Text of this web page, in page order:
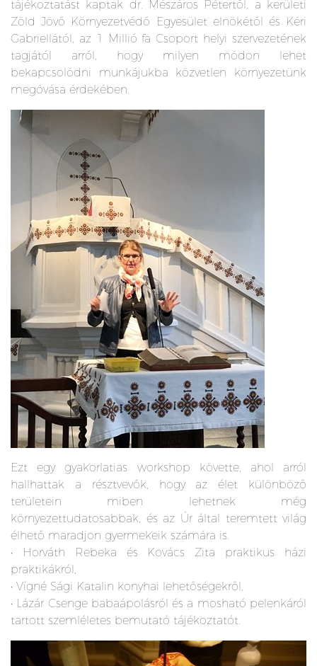
tájékoztatást kaptak dr. Mészáros Pétertől, a kerületi
Zöld Jövő Környezetvédő Egyesület elnökétől és Kéri
Gabriellától, az 1 Millió fa Csoport helyi szervezetének
tagjától arról, hogy milyen módon lehet
bekapcsolódni munkájukba közvetlen környezetünk
megóvása érdekében.
Ezt egy gyakorlatias workshop követte, ahol arról
hallhattak a résztvevők, hogy az élet különböző
területein miben lehetnek még
környezettudatosabbak, és az Úr által teremtett világ
élhető maradjon gyermekeik számára is.
• Horváth Rebeka és Kovács Zita praktikus házi
praktikákról,
• Vígné Sági Katalin konyhai lehetőségekről,
• Lázár Csenge babaápolásról és a mosható pelenkáról
tartott szemléletes bemutató tájékoztatót.